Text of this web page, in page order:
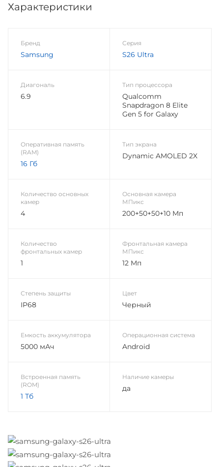
Характеристики
Бренд
Samsung
Серия
S26 Ultra
Диагональ
6.9
Тип процессора
Qualcomm
Snapdragon 8 Elite
Gen 5 for Galaxy
Оперативная память
(RAM)
16 Гб
Тип экрана
Dynamic AMOLED 2X
Количество основных
камер
4
Основная камера
МПикс
200+50+50+10 Мп
Количество
фронтальных камер
1
Фронтальная камера
МПикс
12 Мп
Степень защиты
IP68
Цвет
Черный
Емкость аккумулятора
5000 мАч
Операционная система
Android
Встроенная память
(ROM)
1 Тб
Наличие камеры
да